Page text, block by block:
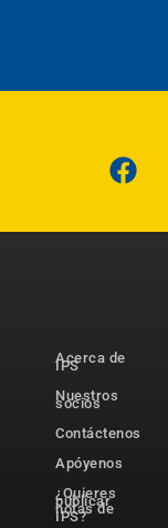
Acerca de
IPS
Nuestros
socios
Contáctenos
Apóyenos
¿Quieres
publicar
notas de
IPS?